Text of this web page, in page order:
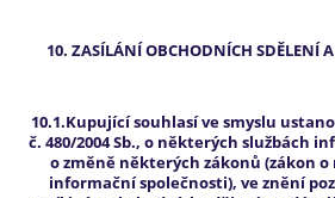
10. ZASÍLÁNÍ OBCHODNÍCH SDĚLENÍ
10.1.Kupující souhlasí ve smyslu
č. 480/2004 Sb., o některých službách
o změně některých zákonů (zákon
informační společnosti), ve znění